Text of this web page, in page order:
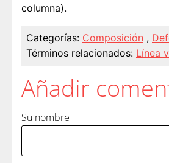
columna).
Categorías: Composición ,
Términos relacionados: Línea
Añadir
Su nombre